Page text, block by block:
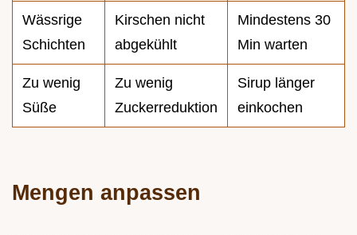
Wässrige
Schichten
Kirschen nicht
abgekühlt
Mindestens 30
Min warten
Zu wenig
Süße
Zu wenig
Zuckerreduktion
Sirup länger
einkochen
Mengen anpassen